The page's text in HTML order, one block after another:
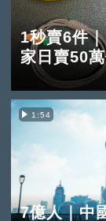
1秒賣6件
家日賣50
1:54
7億人｜中